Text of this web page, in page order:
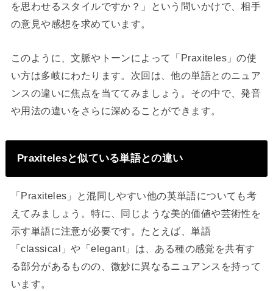
を思わせるスタイルですか？」という問いかけで、相手
の意見や感想を求めています。
このように、文脈やトーンによって「Praxiteles」の使
い方は多岐にわたります。次回は、他の単語とのニュア
ンスの違いに焦点を当ててみましょう。その中で、発音
や用法の違いをさらに深めることができます。
Praxitelesと似ている単語との違い
「Praxiteles」と混同しやすい他の英単語についても考
えてみましょう。特に、同じような美的価値や芸術性を
示す単語に注意が必要です。たとえば、単語
「classical」や「elegant」は、ある種の感覚を共有す
る部分があるものの、微妙に異なるニュアンスを持って
います。